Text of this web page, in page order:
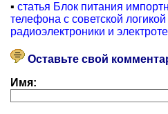
▪ статья Блок питания
телефона с советской
радиоэлектроники и
Оставьте свой
Имя: